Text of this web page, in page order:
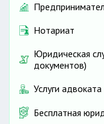
Нотариат
Юридическая
документов)
Услуги адвоката
Бесплатная